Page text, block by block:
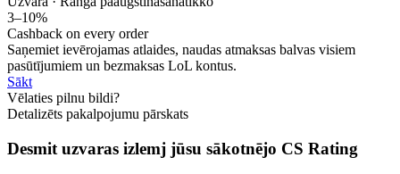
3–10%
Cashback on every order
Saņemiet ievērojamas atlaides, naudas atmaksas balvas visiem
pasūtījumiem un bezmaksas LoL kontus.
Sākt
Vēlaties pilnu bildi?
Detalizēts pakalpojumu pārskats
Desmit uzvaras izlemj jūsu sākotnējo CS Rating